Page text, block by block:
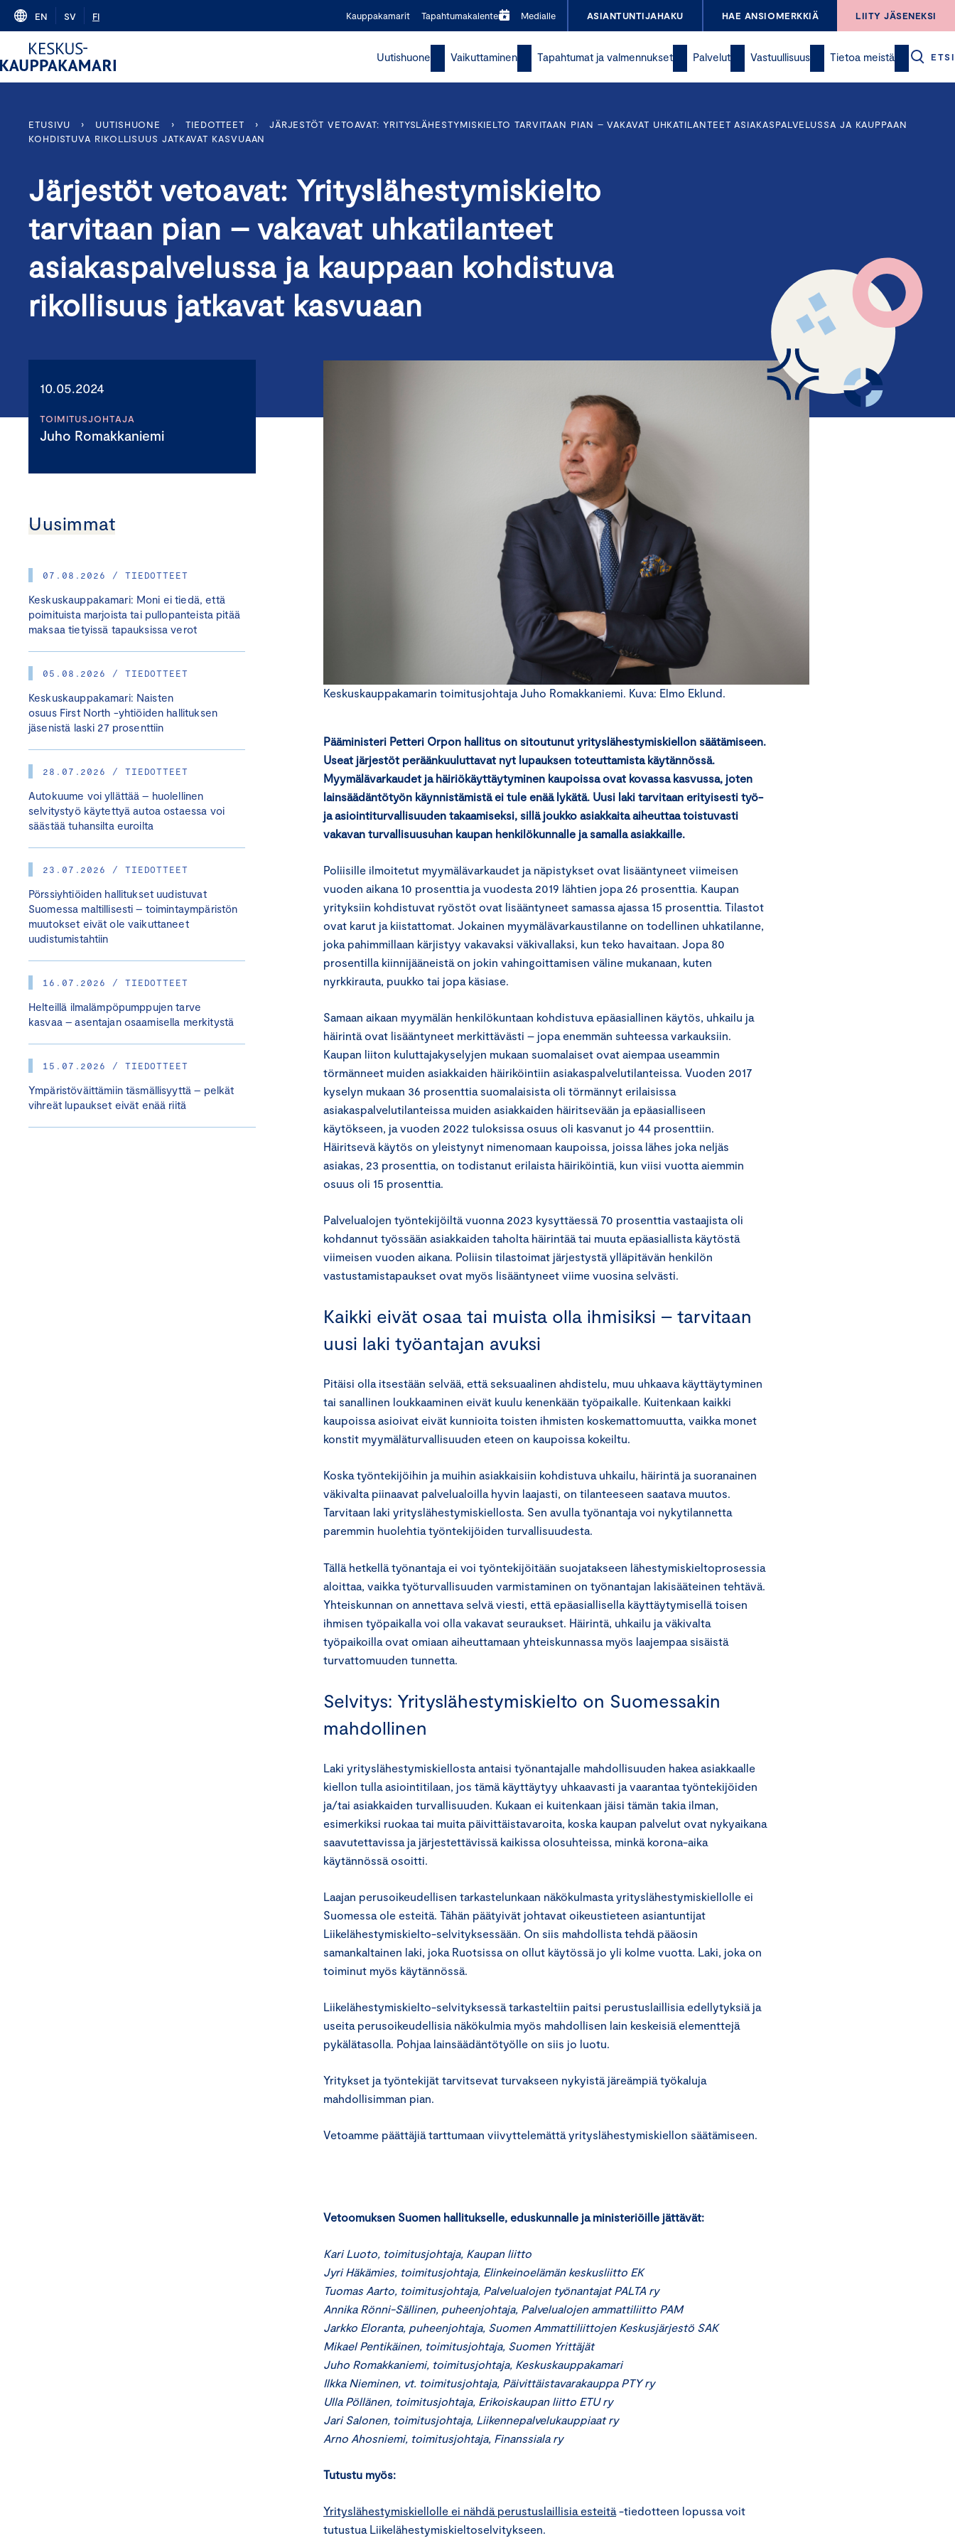
Skip
content
EN SV FI Kauppakamarit Tapahtumakalenteri Medialle ASIANTUNTIJAHAKU HAE ANSIOMERKKIÄ LIITY JÄSENEKSI
Uutishuone Vaikuttaminen Tapahtumat ja valmennukset Palvelut Vastuullisuus Tietoa meistä ETSI
ETUSIVU › UUTISHUONE › TIEDOTTEET ›
JÄRJESTÖT VETOAVAT: YRITYSLÄHESTYMISKIELTO TARVITAAN PIAN – VAKAVAT UHKATILANTEET ASIAKASPALVELUSSA JA KAUPPAAN
KOHDISTUVA RIKOLLISUUS JATKAVAT KASVUAAN
Järjestöt vetoavat: Yrityslähestymiskielto
tarvitaan pian – vakavat uhkatilanteet
asiakaspalvelussa ja kauppaan kohdistuva
rikollisuus jatkavat kasvuaan
10.05.2024
TOIMITUSJOHTAJA
Juho Romakkaniemi
Uusimmat
07.08.2026 / TIEDOTTEET
Keskuskauppakamari: Moni ei tiedä, että
poimituista marjoista tai pullopanteista pitää
maksaa tietyissä tapauksissa verot
05.08.2026 / TIEDOTTEET
Keskuskauppakamari: Naisten
osuus First North -yhtiöiden hallituksen
jäsenistä laski 27 prosenttiin
28.07.2026 / TIEDOTTEET
Autokuume voi yllättää – huolellinen
selvitystyö käytettyä autoa ostaessa voi
säästää tuhansilta euroilta
23.07.2026 / TIEDOTTEET
Pörssiyhtiöiden hallitukset uudistuvat
Suomessa maltillisesti – toimintaympäristön
muutokset eivät ole vaikuttaneet
uudistumistahtiin
16.07.2026 / TIEDOTTEET
Helteillä ilmalämpöpumppujen tarve
kasvaa – asentajan osaamisella merkitystä
15.07.2026 / TIEDOTTEET
Ympäristöväittämiin täsmällisyyttä – pelkät
vihreät lupaukset eivät enää riitä
Keskuskauppakamarin toimitusjohtaja Juho Romakkaniemi. Kuva: Elmo Eklund.
Pääministeri Petteri Orpon hallitus on sitoutunut yrityslähestymiskiellon säätämiseen.
Useat järjestöt peräänkuuluttavat nyt lupauksen toteuttamista käytännössä.
Myymälävarkaudet ja häiriökäyttäytyminen kaupoissa ovat kovassa kasvussa, joten
lainsäädäntötyön käynnistämistä ei tule enää lykätä. Uusi laki tarvitaan erityisesti työ-
ja asiointiturvallisuuden takaamiseksi, sillä joukko asiakkaita aiheuttaa toistuvasti
vakavan turvallisuusuhan kaupan henkilökunnalle ja samalla asiakkaille.
Poliisille ilmoitetut myymälävarkaudet ja näpistykset ovat lisääntyneet viimeisen
vuoden aikana 10 prosenttia ja vuodesta 2019 lähtien jopa 26 prosenttia. Kaupan
yrityksiin kohdistuvat ryöstöt ovat lisääntyneet samassa ajassa 15 prosenttia. Tilastot
ovat karut ja kiistattomat. Jokainen myymälävarkaustilanne on todellinen uhkatilanne,
joka pahimmillaan kärjistyy vakavaksi väkivallaksi, kun teko havaitaan. Jopa 80
prosentilla kiinnijääneistä on jokin vahingoittamisen väline mukanaan, kuten
nyrkkirauta, puukko tai jopa käsiase.
Samaan aikaan myymälän henkilökuntaan kohdistuva epäasiallinen käytös, uhkailu ja
häirintä ovat lisääntyneet merkittävästi – jopa enemmän suhteessa varkauksiin.
Kaupan liiton kuluttajakyselyjen mukaan suomalaiset ovat aiempaa useammin
törmänneet muiden asiakkaiden häiriköintiin asiakaspalvelutilanteissa. Vuoden 2017
kyselyn mukaan 36 prosenttia suomalaisista oli törmännyt erilaisissa
asiakaspalvelutilanteissa muiden asiakkaiden häiritsevään ja epäasialliseen
käytökseen, ja vuoden 2022 tuloksissa osuus oli kasvanut jo 44 prosenttiin.
Häiritsevä käytös on yleistynyt nimenomaan kaupoissa, joissa lähes joka neljäs
asiakas, 23 prosenttia, on todistanut erilaista häiriköintiä, kun viisi vuotta aiemmin
osuus oli 15 prosenttia.
Palvelualojen työntekijöiltä vuonna 2023 kysyttäessä 70 prosenttia vastaajista oli
kohdannut työssään asiakkaiden taholta häirintää tai muuta epäasiallista käytöstä
viimeisen vuoden aikana. Poliisin tilastoimat järjestystä ylläpitävän henkilön
vastustamistapaukset ovat myös lisääntyneet viime vuosina selvästi.
Kaikki eivät osaa tai muista olla ihmisiksi – tarvitaan
uusi laki työantajan avuksi
Pitäisi olla itsestään selvää, että seksuaalinen ahdistelu, muu uhkaava käyttäytyminen
tai sanallinen loukkaaminen eivät kuulu kenenkään työpaikalle. Kuitenkaan kaikki
kaupoissa asioivat eivät kunnioita toisten ihmisten koskemattomuutta, vaikka monet
konstit myymäläturvallisuuden eteen on kaupoissa kokeiltu.
Koska työntekijöihin ja muihin asiakkaisiin kohdistuva uhkailu, häirintä ja suoranainen
väkivalta piinaavat palvelualoilla hyvin laajasti, on tilanteeseen saatava muutos.
Tarvitaan laki yrityslähestymiskiellosta. Sen avulla työnantaja voi nykytilannetta
paremmin huolehtia työntekijöiden turvallisuudesta.
Tällä hetkellä työnantaja ei voi työntekijöitään suojatakseen lähestymiskieltoprosessia
aloittaa, vaikka työturvallisuuden varmistaminen on työnantajan lakisääteinen tehtävä.
Yhteiskunnan on annettava selvä viesti, että epäasiallisella käyttäytymisellä toisen
ihmisen työpaikalla voi olla vakavat seuraukset. Häirintä, uhkailu ja väkivalta
työpaikoilla ovat omiaan aiheuttamaan yhteiskunnassa myös laajempaa sisäistä
turvattomuuden tunnetta.
Selvitys: Yrityslähestymiskielto on Suomessakin
mahdollinen
Laki yrityslähestymiskiellosta antaisi työnantajalle mahdollisuuden hakea asiakkaalle
kiellon tulla asiointitilaan, jos tämä käyttäytyy uhkaavasti ja vaarantaa työntekijöiden
ja/tai asiakkaiden turvallisuuden. Kukaan ei kuitenkaan jäisi tämän takia ilman,
esimerkiksi ruokaa tai muita päivittäistavaroita, koska kaupan palvelut ovat nykyaikana
saavutettavissa ja järjestettävissä kaikissa olosuhteissa, minkä korona-aika
käytännössä osoitti.
Laajan perusoikeudellisen tarkastelunkaan näkökulmasta yrityslähestymiskiellolle ei
Suomessa ole esteitä. Tähän päätyivät johtavat oikeustieteen asiantuntijat
Liikelähestymiskielto-selvityksessään. On siis mahdollista tehdä pääosin
samankaltainen laki, joka Ruotsissa on ollut käytössä jo yli kolme vuotta. Laki, joka on
toiminut myös käytännössä.
Liikelähestymiskielto-selvityksessä tarkasteltiin paitsi perustuslaillisia edellytyksiä ja
useita perusoikeudellisia näkökulmia myös mahdollisen lain keskeisiä elementtejä
pykälätasolla. Pohjaa lainsäädäntötyölle on siis jo luotu.
Yritykset ja työntekijät tarvitsevat turvakseen nykyistä järeämpiä työkaluja
mahdollisimman pian.
Vetoamme päättäjiä tarttumaan viivyttelemättä yrityslähestymiskiellon säätämiseen.
Vetoomuksen Suomen hallitukselle, eduskunnalle ja ministeriöille jättävät:
Kari Luoto, toimitusjohtaja, Kaupan liitto
Jyri Häkämies, toimitusjohtaja, Elinkeinoelämän keskusliitto EK
Tuomas Aarto, toimitusjohtaja, Palvelualojen työnantajat PALTA ry
Annika Rönni-Sällinen, puheenjohtaja, Palvelualojen ammattiliitto PAM
Jarkko Eloranta, puheenjohtaja, Suomen Ammattiliittojen Keskusjärjestö SAK
Mikael Pentikäinen, toimitusjohtaja, Suomen Yrittäjät
Juho Romakkaniemi, toimitusjohtaja, Keskuskauppakamari
Ilkka Nieminen, vt. toimitusjohtaja, Päivittäistavarakauppa PTY ry
Ulla Pöllänen, toimitusjohtaja, Erikoiskaupan liitto ETU ry
Jari Salonen, toimitusjohtaja, Liikennepalvelukauppiaat ry
Arno Ahosniemi, toimitusjohtaja, Finanssiala ry
Tutustu myös:
Yrityslähestymiskiellolle ei nähdä perustuslaillisia esteitä -tiedotteen lopussa voit
tutustua Liikelähestymiskieltoselvitykseen.